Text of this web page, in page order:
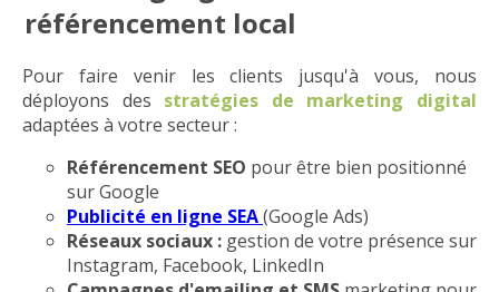
référencement local
Pour faire venir les clients jusqu'à vous, nous
déployons des stratégies de marketing digital
adaptées à votre secteur :
Référencement SEO pour être bien positionné
sur Google
Publicité en ligne SEA(Google Ads)
Réseaux sociaux : gestion de votre présence sur
Instagram, Facebook, LinkedIn